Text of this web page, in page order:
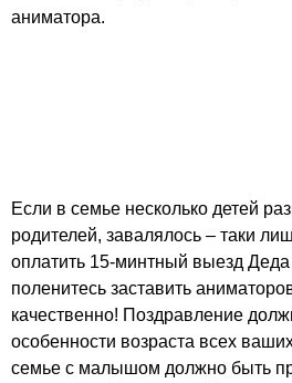
аниматора.
Если в семье несколько детей
родителей, завалялось – таки
оплатить 15-минтный выезд
поленитесь заставить
качественно! Поздравление
особенности возраста всех
семье с малышом должно быть